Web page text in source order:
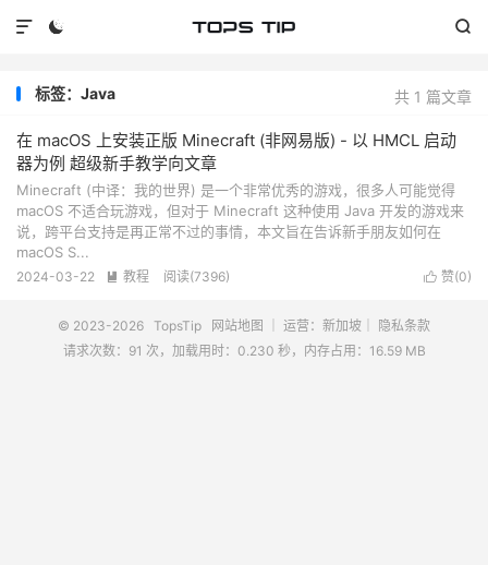
 

共 1 篇文章
标签：Java
在 macOS 上安装正版 Minecraft (非网易版) - 以 HMCL 启动
器为例 超级新手教学向文章
Minecraft (中译：我的世界) 是一个非常优秀的游戏，很多人可能觉得
macOS 不适合玩游戏，但对于 Minecraft 这种使用 Java 开发的游戏来
说，跨平台支持是再正常不过的事情，本文旨在告诉新手朋友如何在
macOS S...
 赞(0)
2024-03-22  教程 阅读(7396)
© 2023-2026 TopsTip 网站地图 ｜ 运营：新加坡｜
隐私条款
请求次数：91 次，加载用时：0.230 秒，内存占用：16.59 MB